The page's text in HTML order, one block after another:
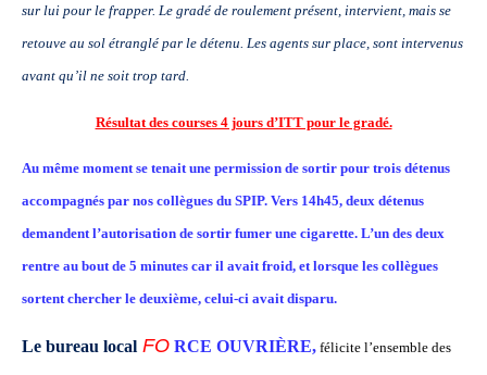
sur lui pour le frapper. Le gradé de roulement présent, intervient, mais se
retouve au sol étranglé par le détenu. Les agents sur place, sont intervenus
avant qu’il ne soit trop tard.
Résultat des courses 4 jours d’ITT pour le gradé.
Au même moment se tenait une permission de sortir pour trois détenus
accompagnés par nos collègues du SPIP. Vers 14h45, deux détenus
demandent l’autorisation de sortir fumer une cigarette. L’un des deux
rentre au bout de 5 minutes car il avaitfroid, et lorsque les collègues
sortent chercher le deuxième, celui-ci avait disparu.
Le bureau local FO RCE OUVRIÈRE, félicite l’ensemble des